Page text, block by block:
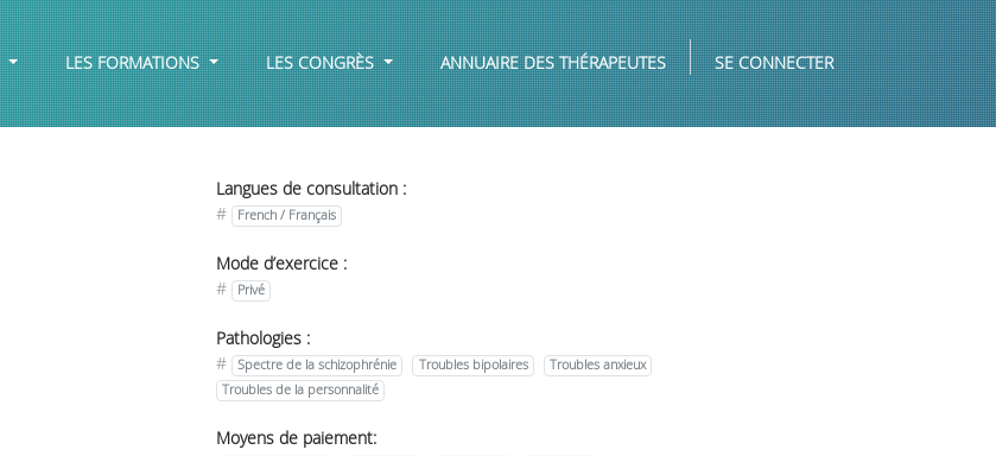
LES FORMATIONS LES CONGRÈS ANNUAIRE DES THÉRAPEUTES SE CONNECTER
Langues de consultation :
#
French / Français
Mode d’exercice :
#
Privé
Pathologies :
#
Spectre de la schizophrénie Troubles bipolaires
Troubles anxieux
Troubles de la personnalité
Moyens de paiement: